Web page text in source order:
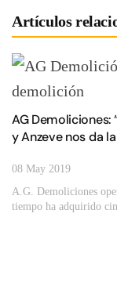
Artículos
AG Demoliciones:
y Anzeve nos da
08 May 2019
A.G. Demoliciones
tiempo ha adquirido